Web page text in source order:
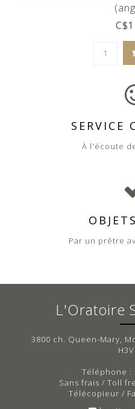
SERVICE
À l'écoute
Par un prêtre
L'Oratoire
3800 ch. Queen-Mary,
Téléphone :
Sans frais / Toll
Télécopieur /